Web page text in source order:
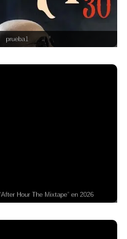
prueba1
Hour The Mixtape” en 2026